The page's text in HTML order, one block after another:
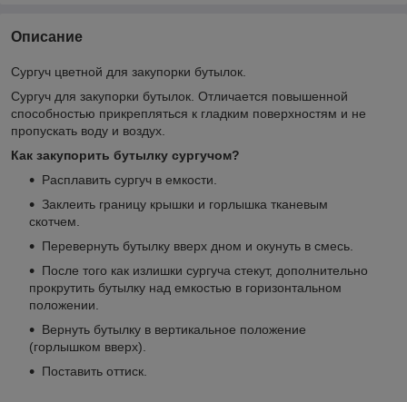
Описание
Сургуч цветной для закупорки бутылок.
Сургуч для закупорки бутылок. Отличается повышенной
способностью прикрепляться к гладким поверхностям и не
пропускать воду и воздух.
Как закупорить бутылку сургучом?
Расплавить сургуч в емкости.
Заклеить границу крышки и горлышка тканевым
скотчем.
Перевернуть бутылку вверх дном и окунуть в смесь.
После того как излишки сургуча стекут, дополнительно
прокрутить бутылку над емкостью в горизонтальном
положении.
Вернуть бутылку в вертикальное положение
(горлышком вверх).
Поставить оттиск.